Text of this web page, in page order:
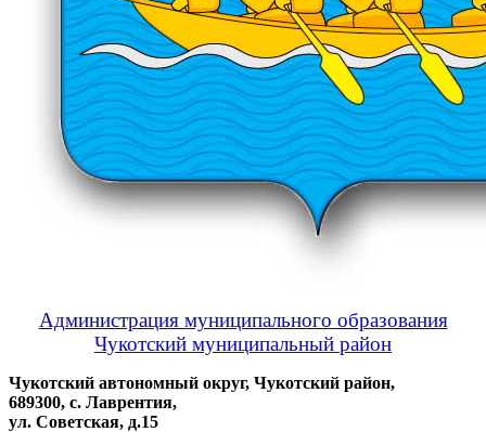
Администрация муниципального образования
Чукотский муниципальный район
Чукотский автономный округ, Чукотский район,
689300, с. Лаврентия,
ул. Советская, д.15